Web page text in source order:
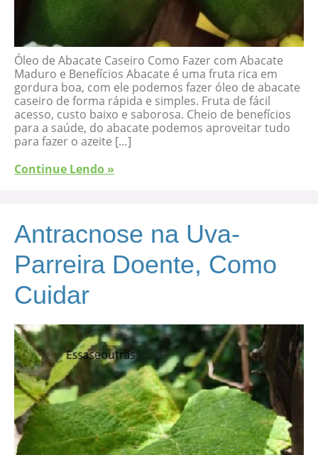
Óleo de Abacate Caseiro Como Fazer com Abacate
Maduro e Benefícios Abacate é uma fruta rica em
gordura boa, com ele podemos fazer óleo de abacate
caseiro de forma rápida e simples. Fruta de fácil
acesso, custo baixo e saborosa. Cheio de benefícios
para a saúde, do abacate podemos aproveitar tudo
para fazer o azeite […]
Continue Lendo »
Antracnose na Uva-
Parreira Doente, Como
Cuidar